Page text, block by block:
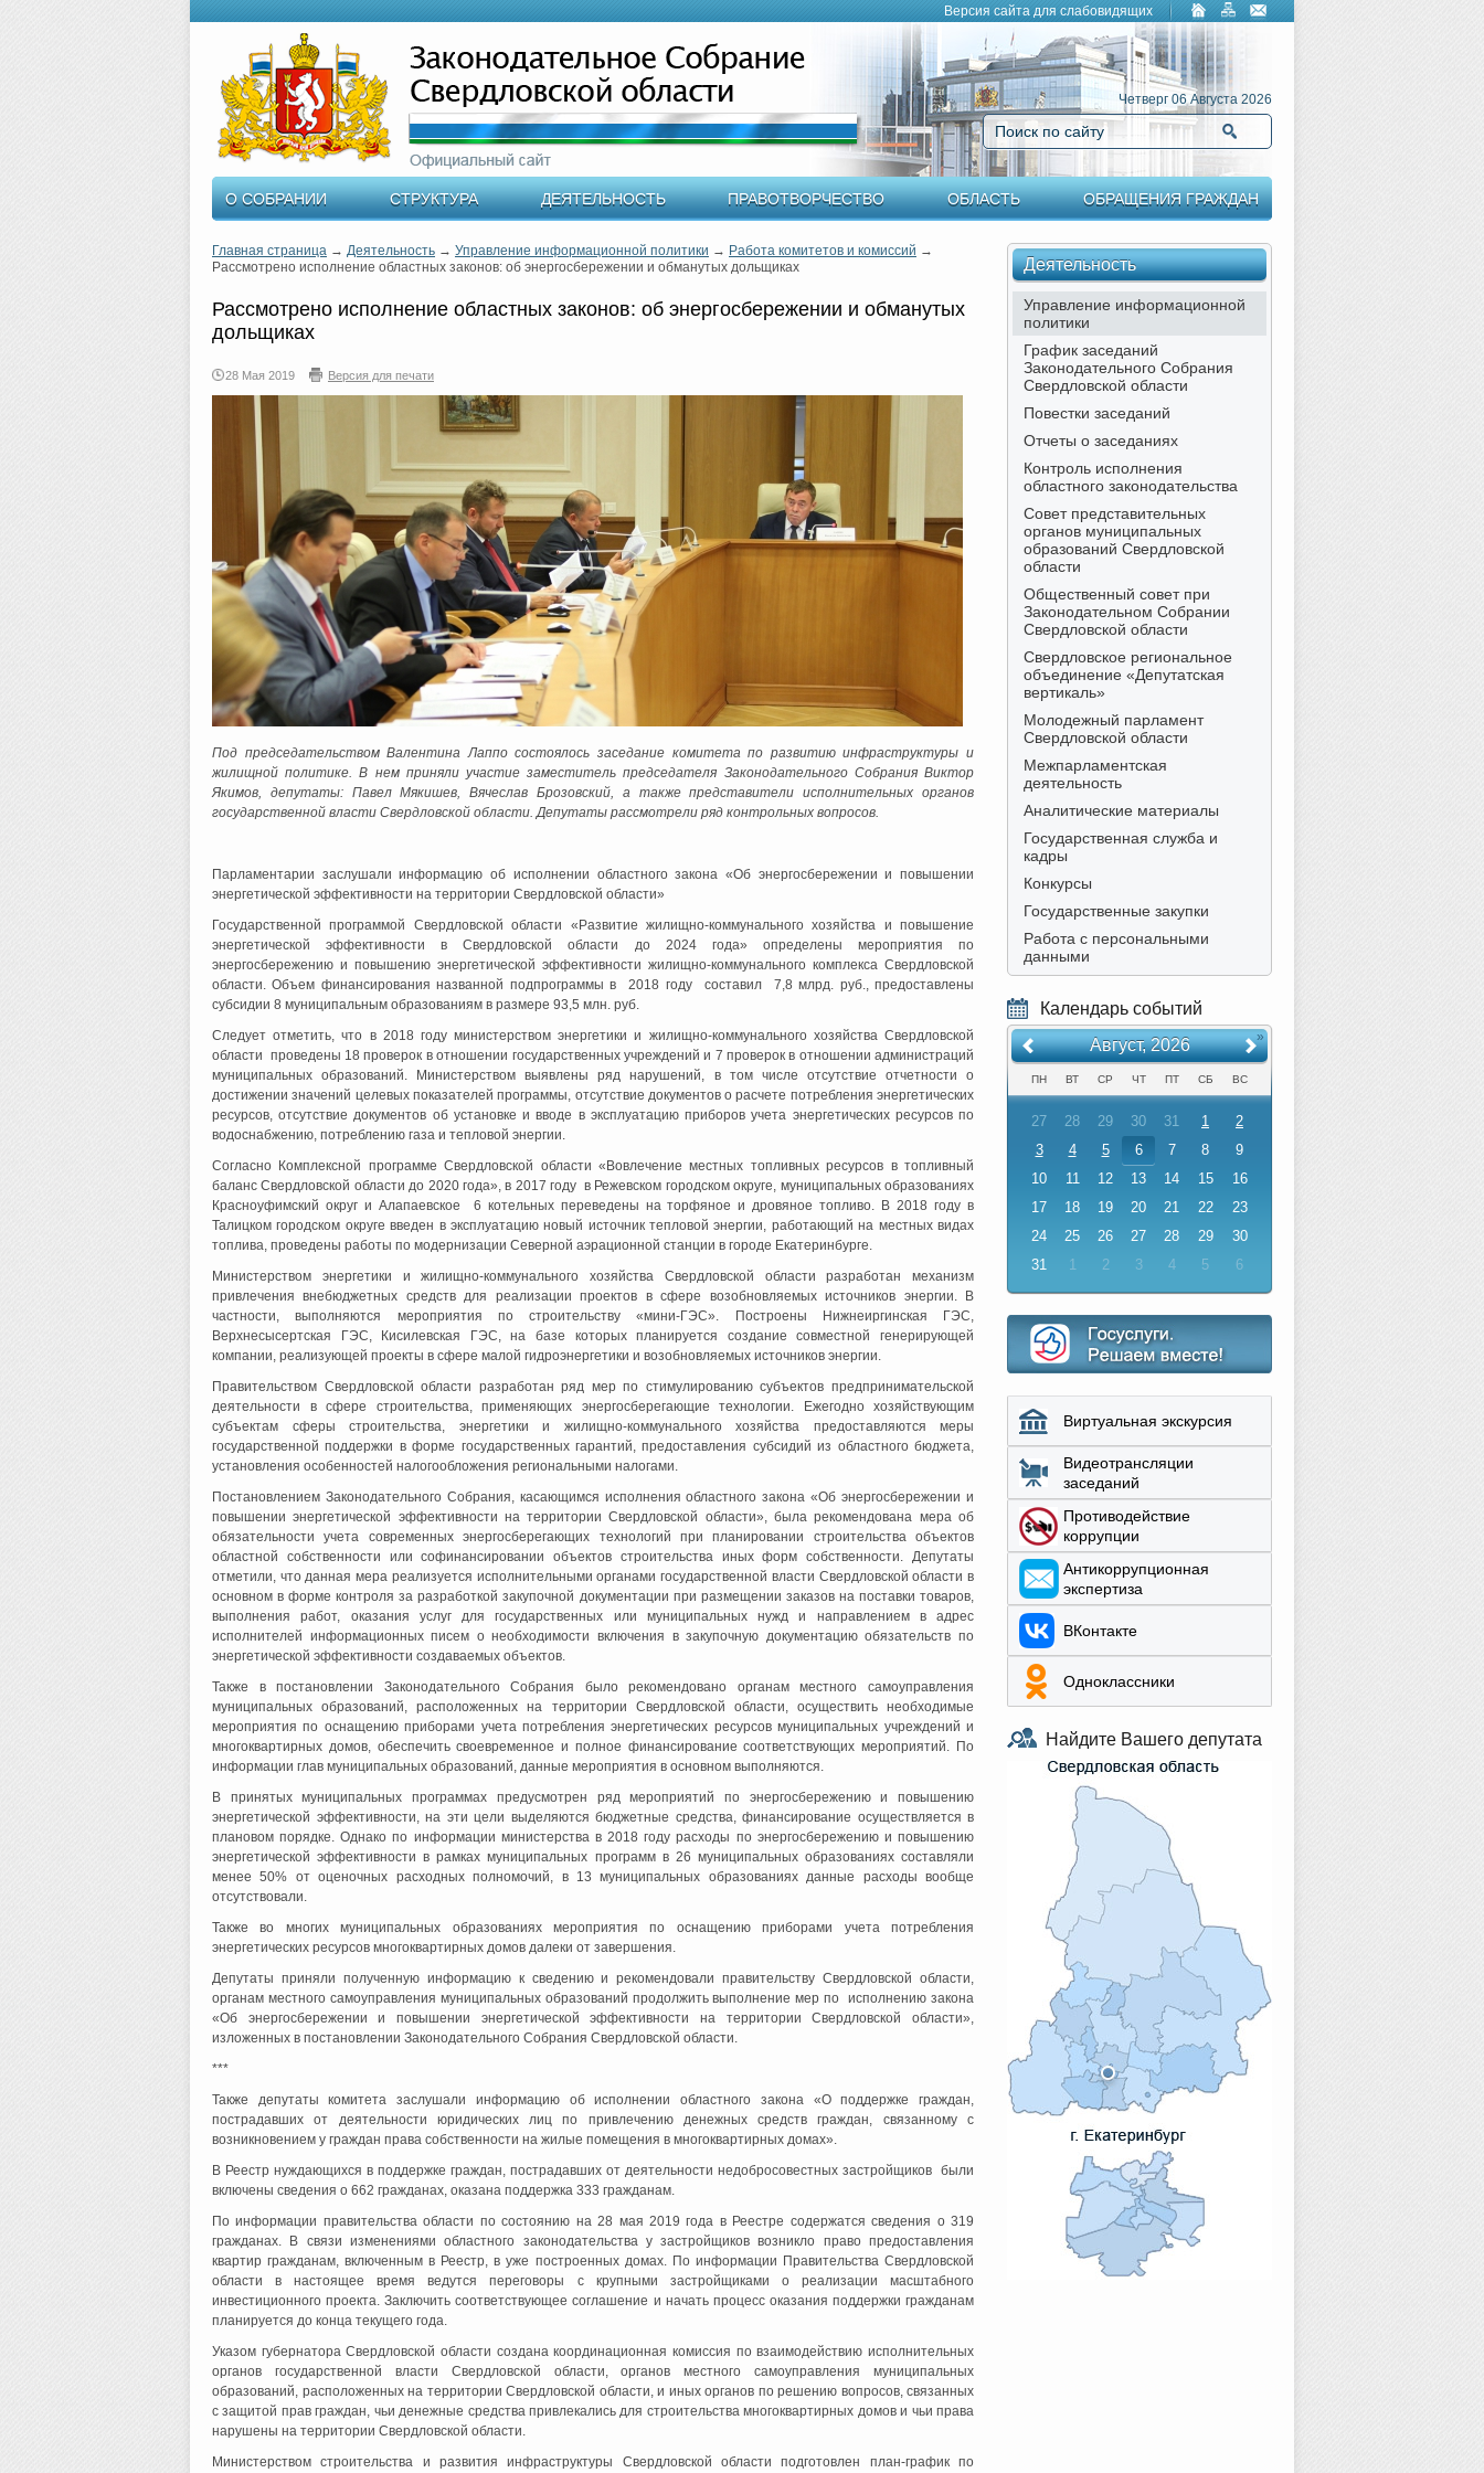
Версия сайта для слабовидящих
Четверг 06 Августа 2026
Поиск по сайту
О СОБРАНИИ СТРУКТУРА ДЕЯТЕЛЬНОСТЬ ПРАВОТВОРЧЕСТВО ОБЛАСТЬ ОБРАЩЕНИЯ ГРАЖДАН
Главная страница → Деятельность → Управление информационной политики → Работа комитетов и комиссий →
Рассмотрено исполнение областных законов: об энергосбережении и обманутых дольщиках
Рассмотрено исполнение областных законов: об энергосбережении и обманутых
дольщиках
28 Мая 2019 Версия для печати
Под председательством Валентина Лаппо состоялось заседание комитета по развитию инфраструктуры и
жилищной политике. В нем приняли участие заместитель председателя Законодательного Собрания Виктор
Якимов, депутаты: Павел Мякишев, Вячеслав Брозовский, а также представители исполнительных органов
государственной власти Свердловской области. Депутаты рассмотрели ряд контрольных вопросов.
Парламентарии заслушали информацию об исполнении областного закона «Об энергосбережении и повышении
энергетической эффективности на территории Свердловской области»
Государственной программой Свердловской области «Развитие жилищно-коммунального хозяйства и повышение
энергетической эффективности в Свердловской области до 2024 года» определены мероприятия по
энергосбережению и повышению энергетической эффективности жилищно-коммунального комплекса Свердловской
области. Объем финансирования названной подпрограммы в 2018 году составил 7,8 млрд. руб., предоставлены
субсидии 8 муниципальным образованиям в размере 93,5 млн. руб.
Следует отметить, что в 2018 году министерством энергетики и жилищно-коммунального хозяйства Свердловской
области проведены 18 проверок в отношении государственных учреждений и 7 проверок в отношении администраций
муниципальных образований. Министерством выявлены ряд нарушений, в том числе отсутствие отчетности о
достижении значений целевых показателей программы, отсутствие документов о расчете потребления энергетических
ресурсов, отсутствие документов об установке и вводе в эксплуатацию приборов учета энергетических ресурсов по
водоснабжению, потреблению газа и тепловой энергии.
Согласно Комплексной программе Свердловской области «Вовлечение местных топливных ресурсов в топливный
баланс Свердловской области до 2020 года», в 2017 году в Режевском городском округе, муниципальных образованиях
Красноуфимский округ и Алапаевское 6 котельных переведены на торфяное и дровяное топливо. В 2018 году в
Талицком городском округе введен в эксплуатацию новый источник тепловой энергии, работающий на местных видах
топлива, проведены работы по модернизации Северной аэрационной станции в городе Екатеринбурге.
Министерством энергетики и жилищно-коммунального хозяйства Свердловской области разработан механизм
привлечения внебюджетных средств для реализации проектов в сфере возобновляемых источников энергии. В
частности, выполняются мероприятия по строительству «мини-ГЭС». Построены Нижнеиргинская ГЭС,
Верхнесысертская ГЭС, Кисилевская ГЭС, на базе которых планируется создание совместной генерирующей
компании, реализующей проекты в сфере малой гидроэнергетики и возобновляемых источников энергии.
Правительством Свердловской области разработан ряд мер по стимулированию субъектов предпринимательской
деятельности в сфере строительства, применяющих энергосберегающие технологии. Ежегодно хозяйствующим
субъектам сферы строительства, энергетики и жилищно-коммунального хозяйства предоставляются меры
государственной поддержки в форме государственных гарантий, предоставления субсидий из областного бюджета,
установления особенностей налогообложения региональными налогами.
Постановлением Законодательного Собрания, касающимся исполнения областного закона «Об энергосбережении и
повышении энергетической эффективности на территории Свердловской области», была рекомендована мера об
обязательности учета современных энергосберегающих технологий при планировании строительства объектов
областной собственности или софинансировании объектов строительства иных форм собственности. Депутаты
отметили, что данная мера реализуется исполнительными органами государственной власти Свердловской области в
основном в форме контроля за разработкой закупочной документации при размещении заказов на поставки товаров,
выполнения работ, оказания услуг для государственных или муниципальных нужд и направлением в адрес
исполнителей информационных писем о необходимости включения в закупочную документацию обязательств по
энергетической эффективности создаваемых объектов.
Также в постановлении Законодательного Собрания было рекомендовано органам местного самоуправления
муниципальных образований, расположенных на территории Свердловской области, осуществить необходимые
мероприятия по оснащению приборами учета потребления энергетических ресурсов муниципальных учреждений и
многоквартирных домов, обеспечить своевременное и полное финансирование соответствующих мероприятий. По
информации глав муниципальных образований, данные мероприятия в основном выполняются.
В принятых муниципальных программах предусмотрен ряд мероприятий по энергосбережению и повышению
энергетической эффективности, на эти цели выделяются бюджетные средства, финансирование осуществляется в
плановом порядке. Однако по информации министерства в 2018 году расходы по энергосбережению и повышению
энергетической эффективности в рамках муниципальных программ в 26 муниципальных образованиях составляли
менее 50% от оценочных расходных полномочий, в 13 муниципальных образованиях данные расходы вообще
отсутствовали.
Также во многих муниципальных образованиях мероприятия по оснащению приборами учета потребления
энергетических ресурсов многоквартирных домов далеки от завершения.
Депутаты приняли полученную информацию к сведению и рекомендовали правительству Свердловской области,
органам местного самоуправления муниципальных образований продолжить выполнение мер по исполнению закона
«Об энергосбережении и повышении энергетической эффективности на территории Свердловской области»,
изложенных в постановлении Законодательного Собрания Свердловской области.
***
Также депутаты комитета заслушали информацию об исполнении областного закона «О поддержке граждан,
пострадавших от деятельности юридических лиц по привлечению денежных средств граждан, связанному с
возникновением у граждан права собственности на жилые помещения в многоквартирных домах».
В Реестр нуждающихся в поддержке граждан, пострадавших от деятельности недобросовестных застройщиков были
включены сведения о 662 гражданах, оказана поддержка 333 гражданам.
По информации правительства области по состоянию на 28 мая 2019 года в Реестре содержатся сведения о 319
гражданах. В связи изменениями областного законодательства у застройщиков возникло право предоставления
квартир гражданам, включенным в Реестр, в уже построенных домах. По информации Правительства Свердловской
области в настоящее время ведутся переговоры с крупными застройщиками о реализации масштабного
инвестиционного проекта. Заключить соответствующее соглашение и начать процесс оказания поддержки гражданам
планируется до конца текущего года.
Указом губернатора Свердловской области создана координационная комиссия по взаимодействию исполнительных
органов государственной власти Свердловской области, органов местного самоуправления муниципальных
образований, расположенных на территории Свердловской области, и иных органов по решению вопросов, связанных
с защитой прав граждан, чьи денежные средства привлекались для строительства многоквартирных домов и чьи права
нарушены на территории Свердловской области.
Министерством строительства и развития инфраструктуры Свердловской области подготовлен план-график по
Деятельность
Управление информационной
политики
График заседаний
Законодательного Собрания
Свердловской области
Повестки заседаний
Отчеты о заседаниях
Контроль исполнения
областного законодательства
Совет представительных
органов муниципальных
образований Свердловской
области
Общественный совет при
Законодательном Собрании
Свердловской области
Свердловское региональное
объединение «Депутатская
вертикаль»
Молодежный парламент
Свердловской области
Межпарламентская
деятельность
Аналитические материалы
Государственная служба и
кадры
Конкурсы
Государственные закупки
Работа с персональными
данными
Календарь событий
Август, 2026 »
ПН ВТ СР ЧТ ПТ СБ ВС
27 28 29 30 31 1
2
3
4 5 6 7 8
9
10
11 12 13 14 15
16
17
18 19 20 21 22
23
24
25 26 27 28 29
30
31
1 2 3 4 5 6
Интернет приемная
Виртуальная экскурсия
Видеотрансляции
заседаний
Противодействие
коррупции
Aнтикоррупционная
экспертиза
ВКонтакте
Одноклассники
Найдите Вашего депутата